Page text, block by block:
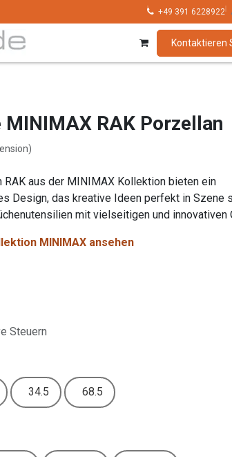
Kollektionen Marken
+49 391 6228922
Kontaktieren
RAK Porzellan
RAK aus der MINIMAX Kollektion bieten ein
Design, das kreative Ideen perfekt in Szene
mit vielseitigen und innovativen
MINIMAX ansehen
Steuern
34.5 68.5